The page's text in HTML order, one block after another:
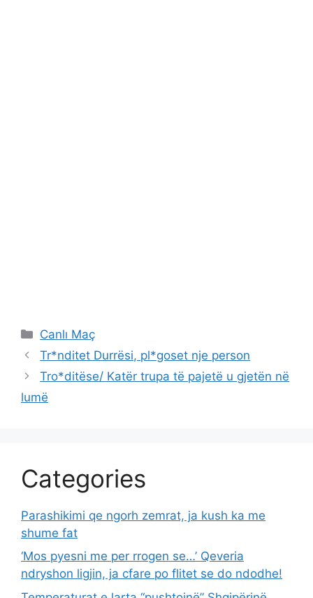
Categories
Canlı Maç
Tr*nditet Durrësi, pl*goset nje person
Tro*ditëse/ Katër trupa të pajetë u gjetën në
lumë
Categories
Parashikimi qe ngorh zemrat, ja kush ka me
shume fat
‘Mos pyesni me per rrogen se…’ Qeveria
ndryshon ligjin, ja cfare po flitet se do ndodhe!